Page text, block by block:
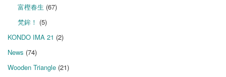
富樫春生 (67)
梵鉾！ (5)
KONDO IMA 21 (2)
News (74)
Wooden Triangle (21)